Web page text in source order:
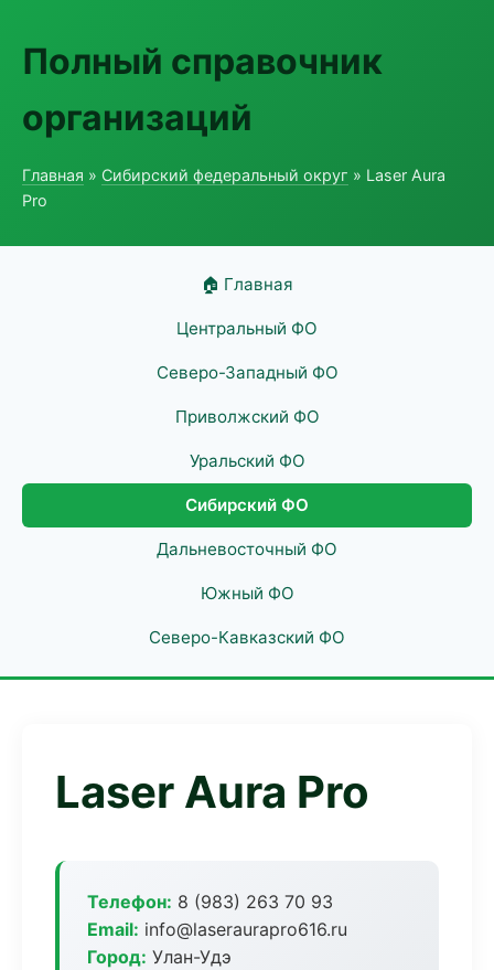
Полный справочник
организаций
Главная » Сибирский федеральный округ » Laser Aura
Pro
🏠 Главная
Центральный ФО
Северо-Западный ФО
Приволжский ФО
Уральский ФО
Сибирский ФО
Дальневосточный ФО
Южный ФО
Северо-Кавказский ФО
Laser Aura Pro
Телефон: 8 (983) 263 70 93
Email: info@laseraurapro616.ru
Город: Улан-Удэ